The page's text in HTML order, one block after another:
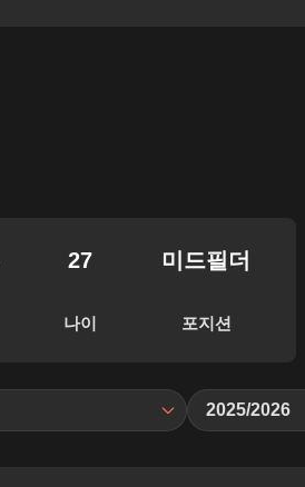
27
나이
미드필더
포지션
2025/2026